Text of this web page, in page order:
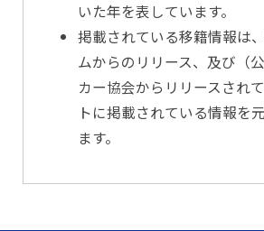
いた年を表しています。
掲載されている移籍情報は
ムからのリリース、及び（
カー協会からリリースされ
トに掲載されている情報を
ます。